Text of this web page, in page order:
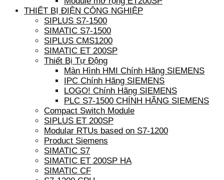
THIẾT BỊ ĐIỆN CÔNG NGHIỆP
SIPLUS S7-1500
SIMATIC S7-1500
SIPLUS CMS1200
SIMATIC ET 200SP
Thiết Bị Tự Động
Màn Hình HMI Chính Hãng SIEMENS
IPC Chính Hãng SIEMENS
LOGO! Chính Hãng SIEMENS
PLC S7-1500 CHÍNH HÃNG SIEMENS
Compact Switch Module
SIPLUS ET 200SP
Modular RTUs based on S7-1200
Product Siemens
SIMATIC S7
SIMATIC ET 200SP HA
SIMATIC CF